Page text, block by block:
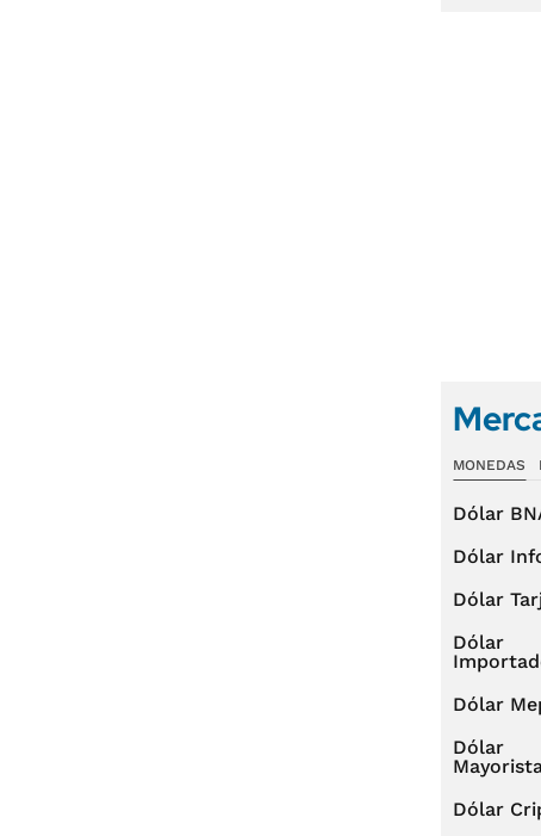
MONEDAS
Dólar
Dólar
Dólar
Dólar
Dólar
Dólar
Dólar